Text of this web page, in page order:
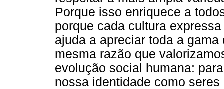
Porque isso enriquece a
porque cada cultura
ajuda a apreciar toda a
mesma razão que
evolução social humana:
nossa identidade como seres